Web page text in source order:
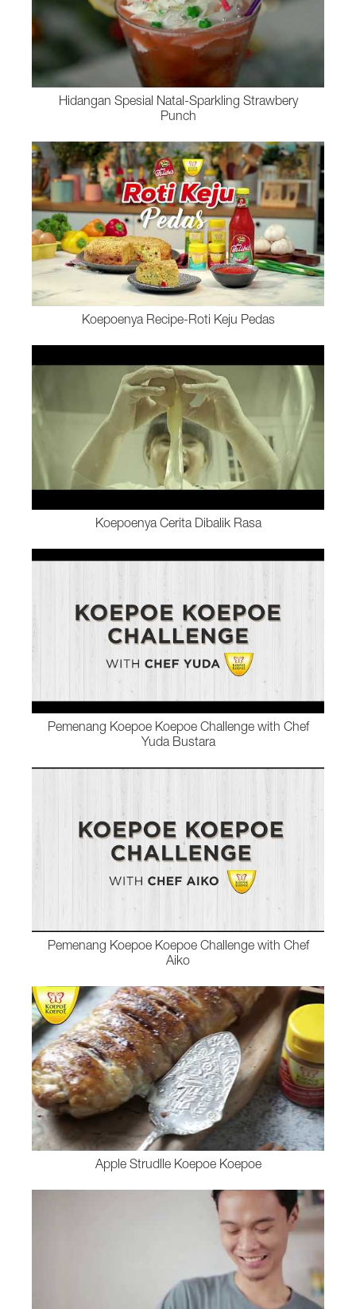
Hidangan Spesial Natal-Sparkling Strawbery
Punch
Koepoenya Recipe-Roti Keju Pedas
Koepoenya Cerita Dibalik Rasa
Pemenang Koepoe Koepoe Challenge with Chef
Yuda Bustara
Pemenang Koepoe Koepoe Challenge with Chef
Aiko
Apple Strudlle Koepoe Koepoe